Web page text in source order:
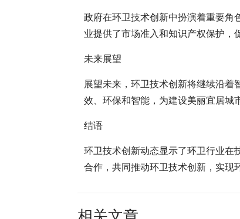
政府在环卫技术创新中扮演着重要角
业提供了市场准入和知识产权保护，
未来展望
展望未来，环卫技术创新将继续沿
效、环保和智能，为建设美丽宜居城
结语
环卫技术创新动态显示了环卫行业在
合作，共同推动环卫技术创新，实现